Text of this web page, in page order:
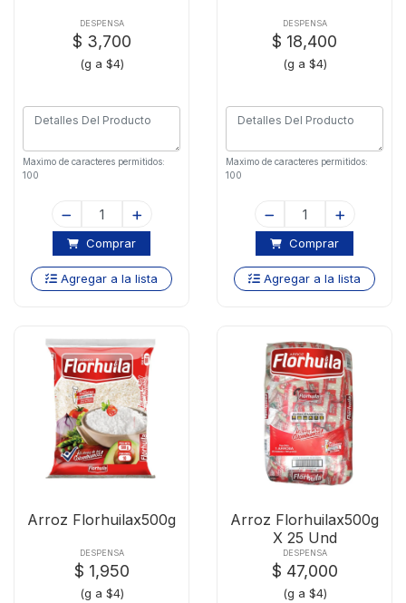
DESPENSA
$ 3,700
(g a $4)
Maximo de caracteres permitidos:
100
Comprar
Agregar a la lista
DESPENSA
$ 18,400
(g a $4)
Maximo de caracteres permitidos:
100
Comprar
Agregar a la lista
Arroz Florhuilax500g
DESPENSA
$ 1,950
(g a $4)
Arroz Florhuilax500g
X 25 Und
DESPENSA
$ 47,000
(g a $4)